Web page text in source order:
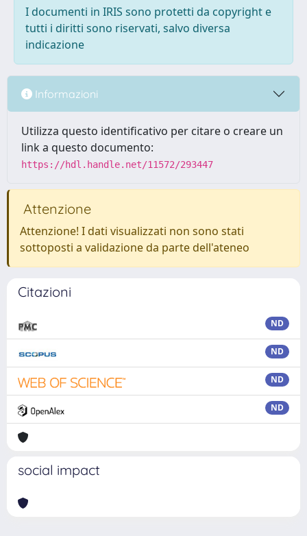
I documenti in IRIS sono protetti da copyright e
tutti i diritti sono riservati, salvo diversa
indicazione
Informazioni
Utilizza questo identificativo per citare o creare un
link a questo documento:
https://hdl.handle.net/11572/293447
Attenzione
Attenzione! I dati visualizzati non sono stati
sottoposti a validazione da parte dell'ateneo
Citazioni
ND
ND
ND
ND
social impact